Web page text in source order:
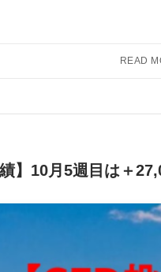
績】10月5週目は＋